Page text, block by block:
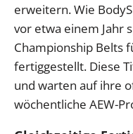
erweitern. Wie
vor etwa einem Jahr
Championship Belts
fertiggestellt. Diese
und warten auf ihre
wöchentliche AEW-